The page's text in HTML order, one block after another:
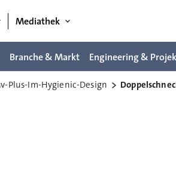
Mediathek
Branche & Markt Engineering &
Plus-Im-Hygienic-Design